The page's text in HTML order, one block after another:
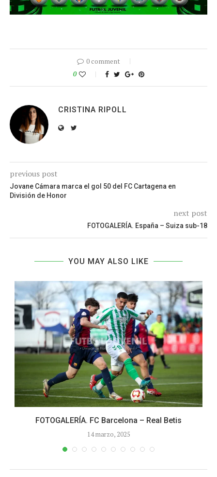
0 comment
0
CRISTINA RIPOLL
previous post
Jovane Cámara marca el gol 50 del FC Cartagena en
División de Honor
next post
FOTOGALERÍA. España – Suiza sub-18
YOU MAY ALSO LIKE
FOTOGALERÍA. FC Barcelona – Real Betis
14 marzo, 2025